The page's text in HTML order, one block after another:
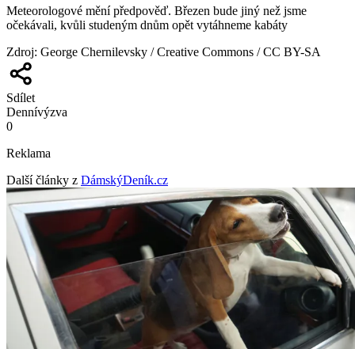
Meteorologové mění předpověď. Březen bude jiný než jsme
očekávali, kvůli studeným dnům opět vytáhneme kabáty
Zdroj: George Chernilevsky / Creative Commons / CC BY-SA
Sdílet
Dennívýzva
0
Reklama
Další články z DámskýDeník.cz